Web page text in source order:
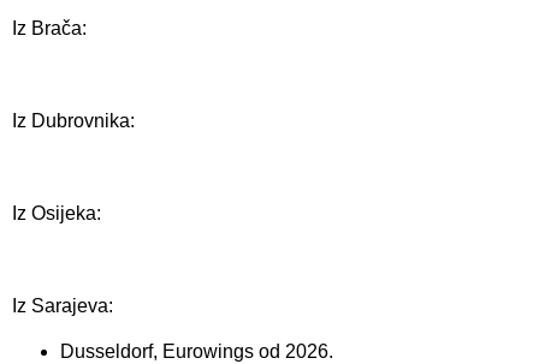
Iz Brača:
Iz Dubrovnika:
Iz Osijeka:
Iz Sarajeva:
Dusseldorf, Eurowings od 2026.